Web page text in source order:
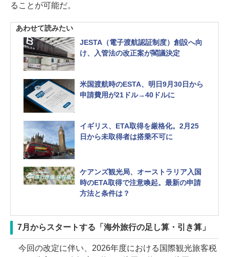
ることが可能だ。
あわせて読みたい
JESTA（電子渡航認証制度）創設へ向
け、入管法の改正案が閣議決定
米国渡航時のESTA、明日9月30日から
申請費用が21ドル→40ドルに
イギリス、ETA取得を厳格化。2月25
日から未取得者は搭乗不可に
ケアンズ観光局、オーストラリア入国
時のETA取得で注意喚起。最新の申請
方法と条件は？
7月からスタートする「海外旅行の足し算・引き算」
今回の改定に伴い、2026年度における国際観光旅客税